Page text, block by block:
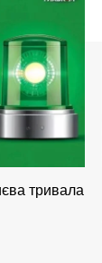
тривала